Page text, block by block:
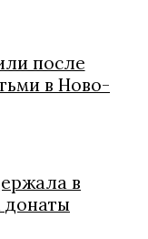
после
в Ново-
в
донаты